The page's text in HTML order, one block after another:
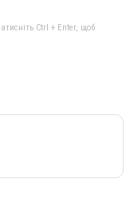
Ctrl + Enter, щоб